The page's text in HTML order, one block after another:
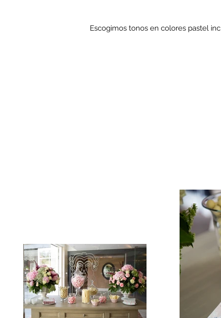
Escogimos tonos en colores pastel